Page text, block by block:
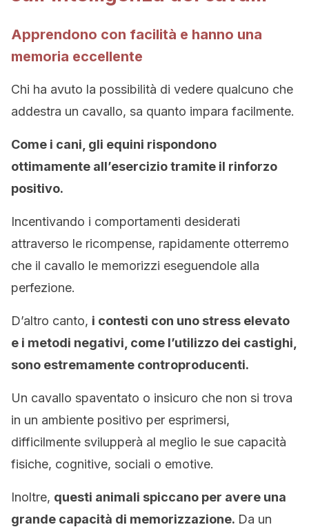
Apprendono con facilità e hanno una
memoria eccellente
Chi ha avuto la possibilità di vedere qualcuno che
addestra un cavallo, sa quanto impara facilmente.
Come i cani, gli equini rispondono
ottimamente all’esercizio tramite il rinforzo
positivo.
Incentivando i comportamenti desiderati
attraverso le ricompense, rapidamente otterremo
che il cavallo le memorizzi eseguendole alla
perfezione.
D’altro canto, i contesti con uno stress elevato
e i metodi negativi, come l’utilizzo dei castighi,
sono estremamente controproducenti.
Un cavallo spaventato o insicuro che non si trova
in un ambiente positivo per esprimersi,
difficilmente svilupperà al meglio le sue capacità
fisiche, cognitive, sociali o emotive.
Inoltre, questi animali spiccano per avere una
grande capacità di memorizzazione. Da un